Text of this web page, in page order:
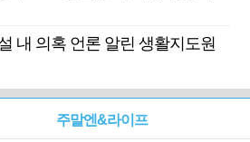
내 의혹 언론 알린 생활지도원
주말엔&라이프